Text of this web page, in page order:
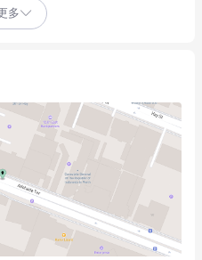
Transperth公交在珀斯市中心内
公共设施包括厨房和洗手间，
Kaur预约看房：
多